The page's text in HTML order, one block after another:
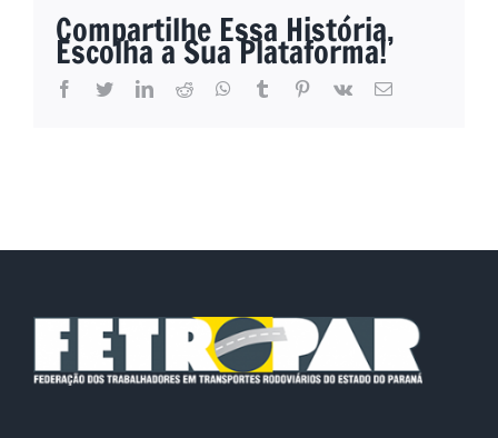
Compartilhe Essa História,
Escolha a Sua Plataforma!
facebook
twitterlinkedinreddit whatsapptumblr pinterest
vk
E-